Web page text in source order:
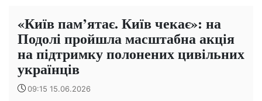
«Київ пам’ятає. Київ чекає»: на
Подолі пройшла масштабна акція
на підтримку полонених цивільних
українців
09:15 15.06.2026